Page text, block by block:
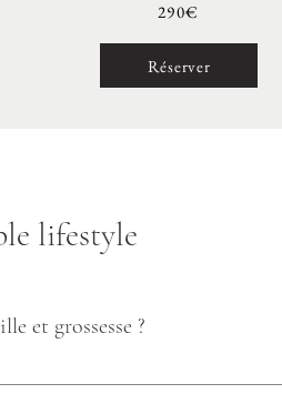
290€
Réserver
lifestyle
et grossesse ?
à Montmédy ou en extérieur, selon